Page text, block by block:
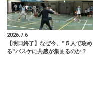
2026.7.6
【明日終了】なぜ今、”５人で攻め
る”バスケに共感が集まるのか？